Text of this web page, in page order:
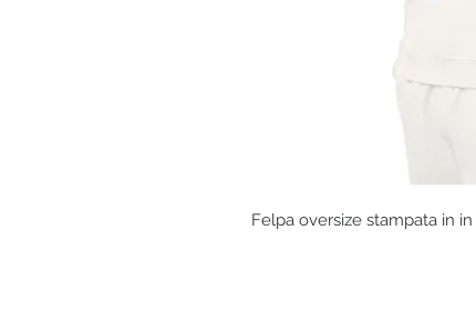
Felpa oversize stampata in